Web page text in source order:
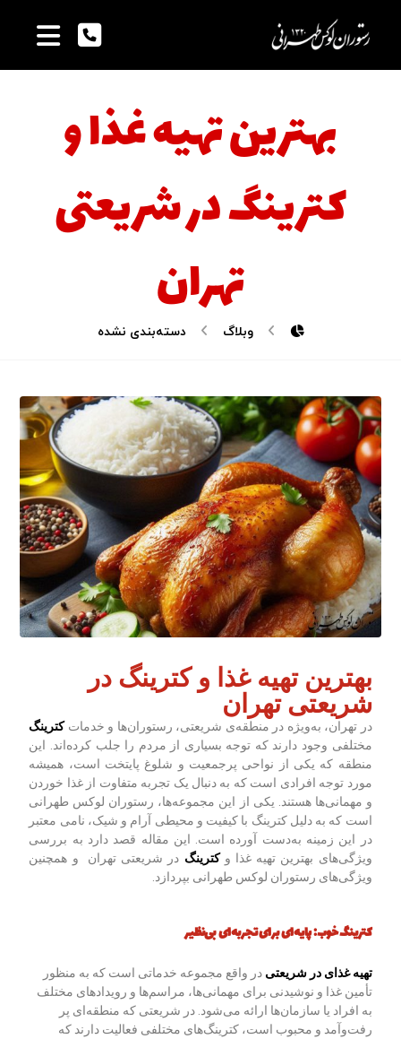
بهترین تهیه غذا و
کترینگ در شریعتی
تهران
وبلاگ دسته‌بندی نشده
بهترین تهیه غذا و کترینگ در
شریعتی تهران
در تهران، به‌ویژه در منطقه‌ی شریعتی، رستوران‌ها و خدماتکترینگ
مختلفی وجود دارند که توجه بسیاری از مردم را جلب کرده‌اند. این
منطقه که یکی از نواحی پرجمعیت و شلوغ پایتخت است، همیشه
مورد توجه افرادی است که به دنبال یک تجربه متفاوت از غذا خوردن
و مهمانی‌ها هستند. یکی از این مجموعه‌ها، رستوران لوکس طهرانی
است که به دلیل کترینگ با کیفیت و محیطی آرام و شیک، نامی معتبر
در این زمینه به‌دست آورده است. این مقاله قصد دارد به بررسی
ویژگی‌های بهترین تهیه غذا وکترینگ در شریعتی تهران و همچنین
ویژگی‌های رستوران لوکس طهرانی بپردازد.
کترینگ خوب: پایه‌ای برای تجربه‌ای بی‌نظیر
تهیه غذای در شریعتی در واقع مجموعه خدماتی است که به منظور
تأمین غذا و نوشیدنی برای مهمانی‌ها، مراسم‌ها و رویدادهای مختلف
به افراد یا سازمان‌ها ارائه می‌شود. در شریعتی که منطقه‌ای پر
رفت‌وآمد و محبوب است، کترینگ‌های مختلفی فعالیت دارند که